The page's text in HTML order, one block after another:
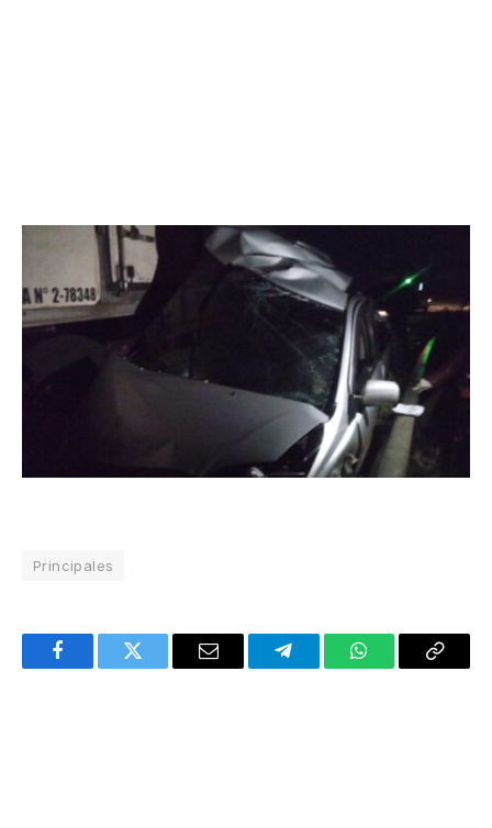
Principales
FacebookTwitter Email TelegramWhatsAppCopy